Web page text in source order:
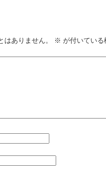
はありません。 ※ が付いてい